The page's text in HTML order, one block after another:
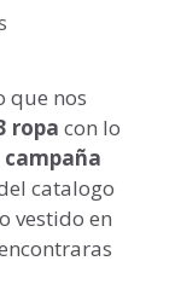
que nos
ropa con lo
campaña
catalogo
vestido en